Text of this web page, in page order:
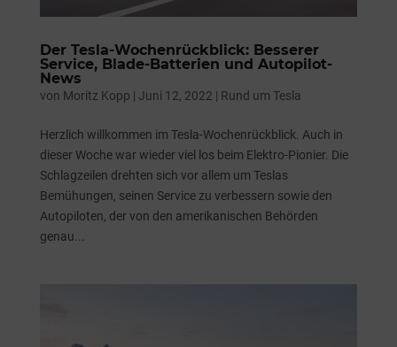
Der Tesla-Wochenrückblick: Besserer
Service, Blade-Batterien und Autopilot-
News
von Moritz Kopp | Juni 12, 2022 | Rund um Tesla
Herzlich willkommen im Tesla-Wochenrückblick. Auch in
dieser Woche war wieder viel los beim Elektro-Pionier. Die
Schlagzeilen drehten sich vor allem um Teslas
Bemühungen, seinen Service zu verbessern sowie den
Autopiloten, der von den amerikanischen Behörden
genau...